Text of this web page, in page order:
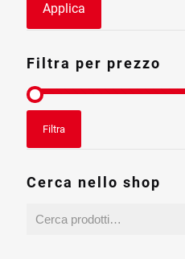
Applica
Filtra per prezzo
MaxFiltra
Cerca nello shop